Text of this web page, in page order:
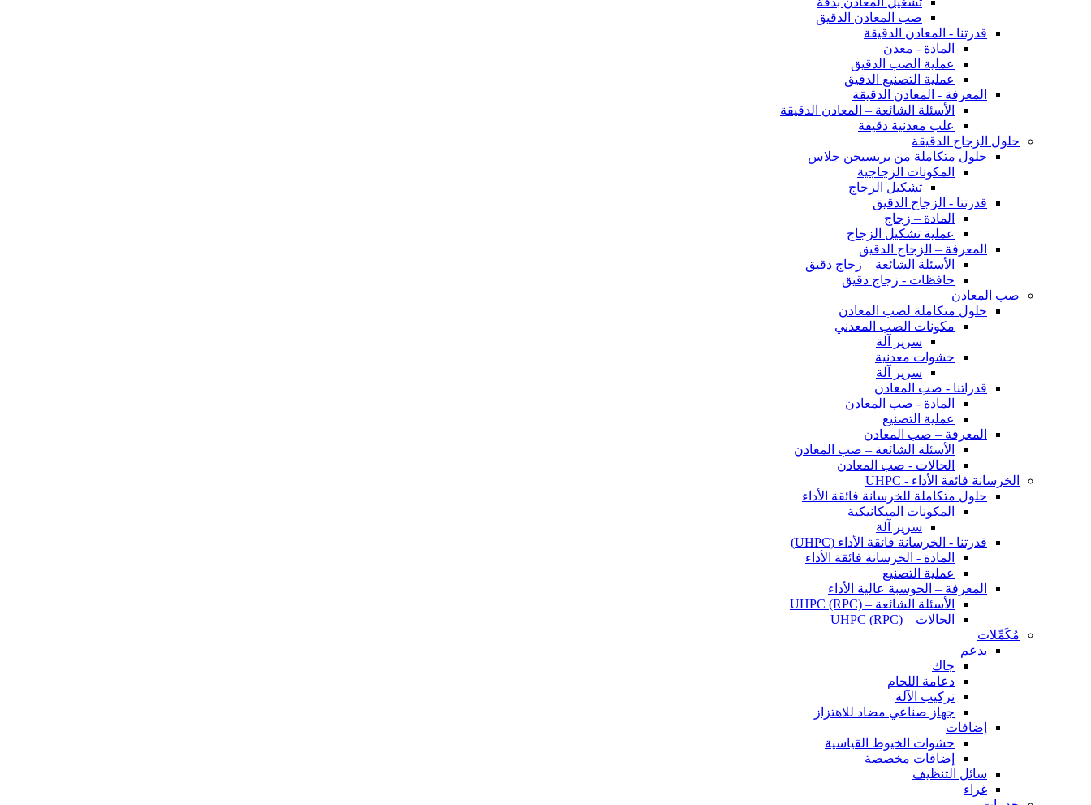
صب المعادن الدقيق
قدرتنا - المعادن الدقيقة
المادة - معدن
عملية الصب الدقيق
عملية التصنيع الدقيق
المعرفة - المعادن الدقيقة
الأسئلة الشائعة – المعادن الدقيقة
علب معدنية دقيقة
حلول الزجاج الدقيقة
حلول متكاملة من بريسيجن جلاس
المكونات الزجاجية
تشكيل الزجاج
قدرتنا - الزجاج الدقيق
المادة – زجاج
عملية تشكيل الزجاج
المعرفة – الزجاج الدقيق
الأسئلة الشائعة – زجاج دقيق
حافظات - زجاج دقيق
صب المعادن
حلول متكاملة لصب المعادن
مكونات الصب المعدني
سرير آلة
حشوات معدنية
سرير آلة
قدراتنا - صب المعادن
المادة - صب المعادن
عملية التصنيع
المعرفة – صب المعادن
الأسئلة الشائعة – صب المعادن
الحالات - صب المعادن
الخرسانة فائقة الأداء - UHPC
حلول متكاملة للخرسانة فائقة الأداء
المكونات الميكانيكية
سرير آلة
قدرتنا - الخرسانة فائقة الأداء (UHPC)
المادة - الخرسانة فائقة الأداء
عملية التصنيع
المعرفة – الحوسبة عالية الأداء
الأسئلة الشائعة – UHPC (RPC)
الحالات – UHPC (RPC)
مُكَمِّلات
يدعم
جاك
دعامة اللحام
تركيب الآلة
جهاز صناعي مضاد للاهتزاز
إضافات
حشوات الخيوط القياسية
إضافات مخصصة
سائل التنظيف
غراء